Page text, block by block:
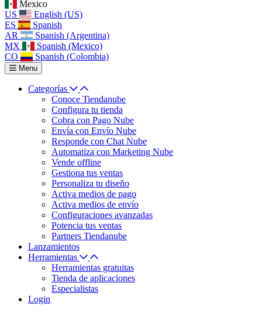
Mexico
US
English (US)
ES
Spanish
AR
Spanish (Argentina)
MX
Spanish (Mexico)
CO
Spanish (Colombia)
Menu
Categorías
Conoce Tiendanube
Configura tu tienda
Cobra con Pago Nube
Envía con Envío Nube
Responde con Chat Nube
Automatiza con Marketing Nube
Vende offline
Gestiona tus ventas
Personaliza tu diseño
Activa medios de pago
Activa medios de envío
Configuraciones avanzadas
Potencia tus ventas
Partners Tiendanube
Lanzamientos
Herramientas
Herramientas gratuitas
Tienda de aplicaciones
Especialistas
Login